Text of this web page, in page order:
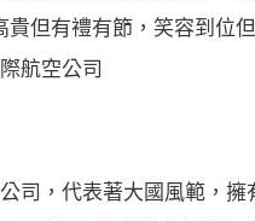
高貴但有禮有節，笑容到
航空公司
司，代表著大國風範，